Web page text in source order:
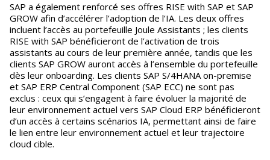
SAP a également renforcé ses offres RISE with SAP et SAP
GROW afin d’accélérer l’adoption de l’IA. Les deux offres
incluent l’accès au portefeuille Joule Assistants ; les clients
RISE with SAP bénéficieront de l’activation de trois
assistants au cours de leur première année, tandis que les
clients SAP GROW auront accès à l’ensemble du portefeuille
dès leur onboarding. Les clients SAP S/4HANA on-premise
et SAP ERP Central Component (SAP ECC) ne sont pas
exclus : ceux qui s’engagent à faire évoluer la majorité de
leur environnement actuel vers SAP Cloud ERP bénéficieront
d’un accès à certains scénarios IA, permettant ainsi de faire
le lien entre leur environnement actuel et leur trajectoire
cloud cible.